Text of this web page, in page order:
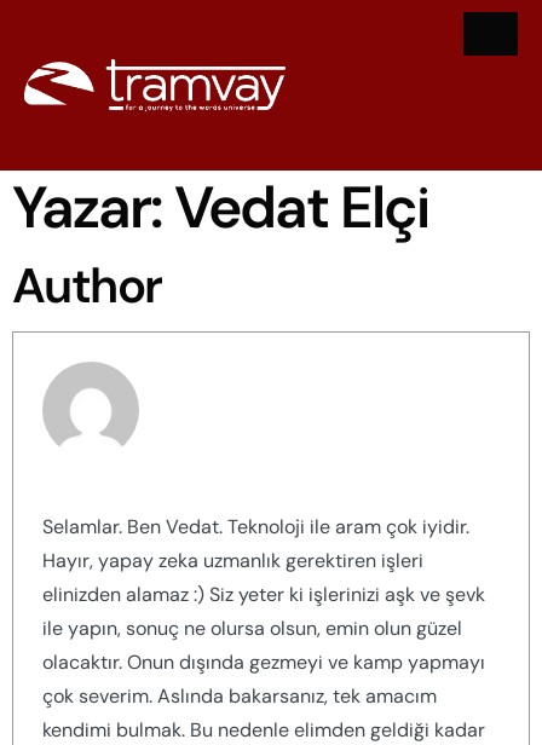
Yazar:Vedat Elçi
Author
Selamlar. Ben Vedat. Teknoloji ile aram çok iyidir.
Hayır, yapay zeka uzmanlık gerektiren işleri
elinizden alamaz :) Siz yeter ki işlerinizi aşk ve şevk
ile yapın, sonuç ne olursa olsun, emin olun güzel
olacaktır. Onun dışında gezmeyi ve kamp yapmayı
çok severim. Aslında bakarsanız, tek amacım
kendimi bulmak. Bu nedenle elimden geldiği kadar